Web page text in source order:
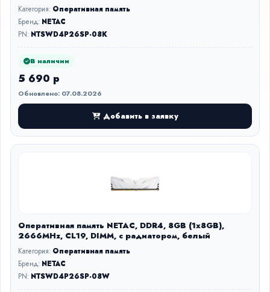
Категория: Оперативная память
Бренд: NETAC
PN: NTSWD4P26SP-08K
В наличии
5 690 р
Обновлено: 07.08.2026
Добавить в заявку
Оперативная память NETAC, DDR4, 8GB (1x8GB),
2666MHz, CL19, DIMM, с радиатором, белый
Категория: Оперативная память
Бренд: NETAC
PN: NTSWD4P26SP-08W